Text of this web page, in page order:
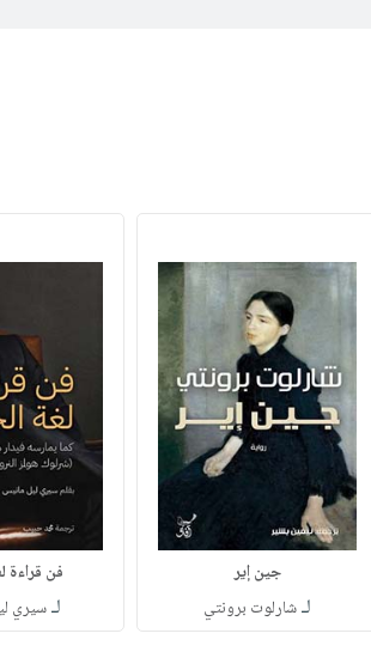
جين إير
لـشارلوت برونتي
فن قراءة
لـسيري